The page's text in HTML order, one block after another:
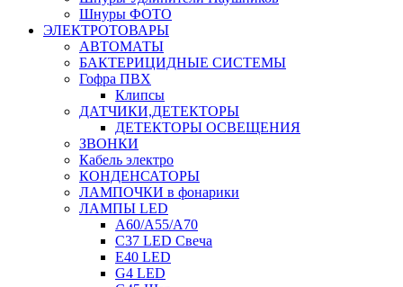
Шнуры ФОТО
ЭЛЕКТРОТОВАРЫ
АВТОМАТЫ
БАКТЕРИЦИДНЫЕ СИСТЕМЫ
Гофра ПВХ
Клипсы
ДАТЧИКИ,ДЕТЕКТОРЫ
ДЕТЕКТОРЫ ОСВЕЩЕНИЯ
ЗВОНКИ
Кабель электро
КОНДЕНСАТОРЫ
ЛАМПОЧКИ в фонарики
ЛАМПЫ LED
A60/A55/A70
C37 LED Свеча
E40 LED
G4 LED